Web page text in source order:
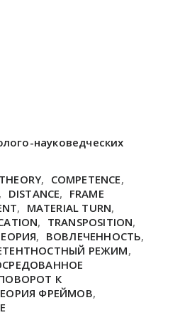
науковедческих
, COMPETENCE,
, DISTANCE, FRAME
, MATERIAL TURN,
, TRANSPOSITION,
, ВОВЛЕЧЕННОСТЬ,
РЕЖИМ,
К
ФРЕЙМОВ,